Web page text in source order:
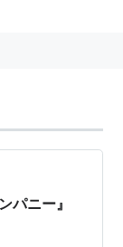
パニー』